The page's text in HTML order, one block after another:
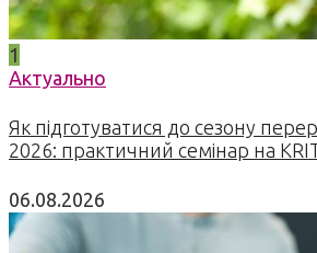
1
Актуально
Як підготуватися до сезону
2026: практичний семінар на
06.08.2026